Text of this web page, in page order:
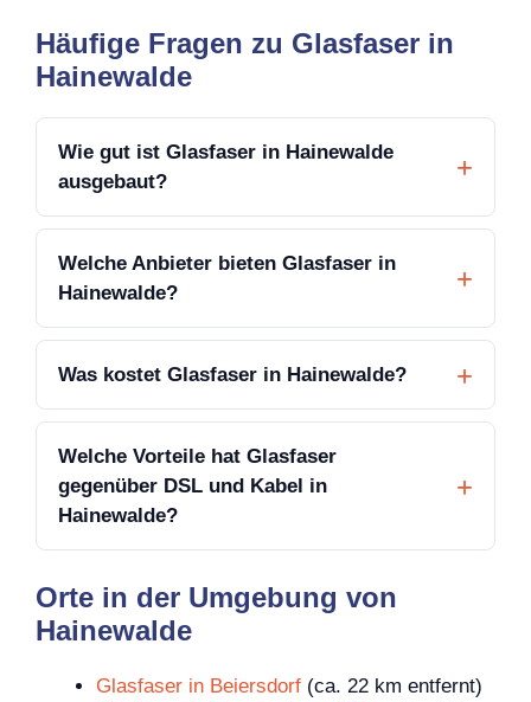
Häufige Fragen zu Glasfaser in
Hainewalde
Wie gut ist Glasfaser in Hainewalde
ausgebaut?
Welche Anbieter bieten Glasfaser in
Hainewalde?
Was kostet Glasfaser in Hainewalde?
Welche Vorteile hat Glasfaser
gegenüber DSL und Kabel in
Hainewalde?
Orte in der Umgebung von
Hainewalde
Glasfaser in Beiersdorf (ca. 22 km entfernt)